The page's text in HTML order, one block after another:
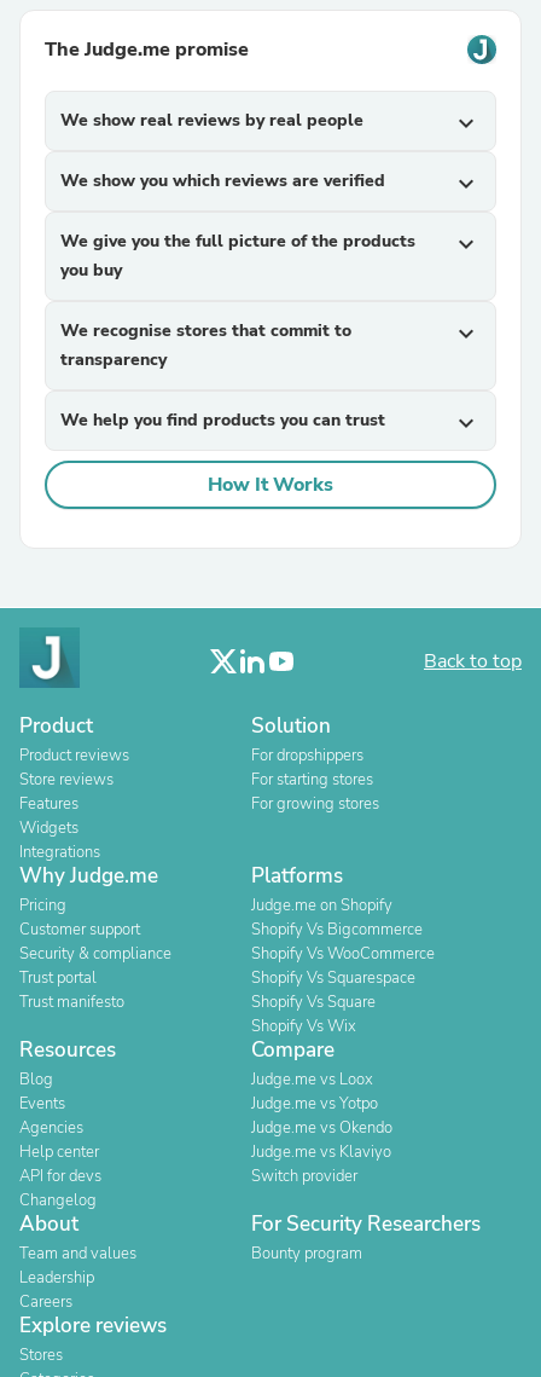
The Judge.me promise
We show real reviews by real people expand_more
We show you which reviews are verified expand_more
We give you the full picture of the products
you buy
expand_more
We recognise stores that commit to
transparency
expand_more
We help you find products you can trust expand_more
How It Works
Back to top
Product
Product reviews
Store reviews
Features
Widgets
Integrations
Solution
For dropshippers
For starting stores
For growing stores
Why Judge.me
Pricing
Customer support
Security & compliance
Trust portal
Trust manifesto
Platforms
Judge.me on Shopify
Shopify Vs Bigcommerce
Shopify Vs WooCommerce
Shopify Vs Squarespace
Shopify Vs Square
Shopify Vs Wix
Resources
Blog
Events
Agencies
Help center
API for devs
Changelog
Compare
Judge.me vs Loox
Judge.me vs Yotpo
Judge.me vs Okendo
Judge.me vs Klaviyo
Switch provider
About
Team and values
Leadership
Careers
For Security Researchers
Bounty program
Explore reviews
Stores